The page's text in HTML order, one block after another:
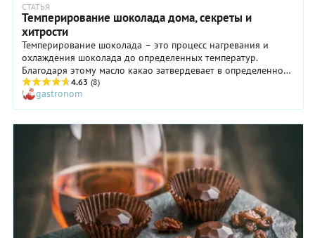
СТАТЬЯ
Темперирование шоколада дома, секреты и
хитрости
Темперирование шоколада – это процесс нагревания и
охлаждения шоколада до определенных температур.
Благодаря этому масло какао затвердевает в определенной
кристаллической структуре. Темперирование кажется
сложным процессом, потому что мы не можем наблюдать
своими глазами, что же происходит внутри шоколада.
Вместо этого необходимо научиться контролировать
процесс только по температуре, на вид и на ощупь. Без
темперирования не приготовить из шоколада корпусные
конфеты, как это делают профи!
4.63 (8)
gastronom